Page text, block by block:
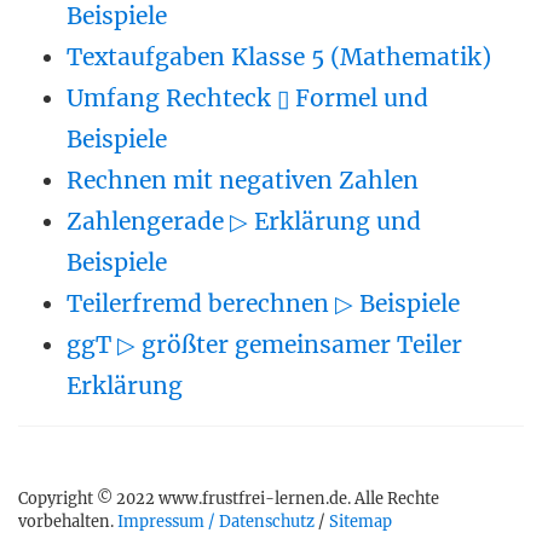
Beispiele
Textaufgaben Klasse 5 (Mathematik)
Umfang Rechteck ▯ Formel und
Beispiele
Rechnen mit negativen Zahlen
Zahlengerade ▷ Erklärung und
Beispiele
Teilerfremd berechnen ▷ Beispiele
ggT ▷ größter gemeinsamer Teiler
Erklärung
Copyright © 2022 www.frustfrei-lernen.de. Alle Rechte
vorbehalten.Impressum / Datenschutz / Sitemap